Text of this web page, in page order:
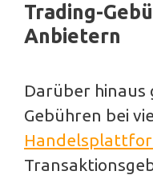
Trading-
Anbietern
Darüber hinaus
Gebühren bei